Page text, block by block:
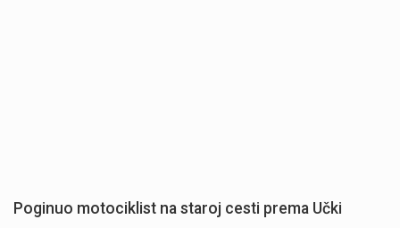
Poginuo motociklist na staroj cesti prema Učki